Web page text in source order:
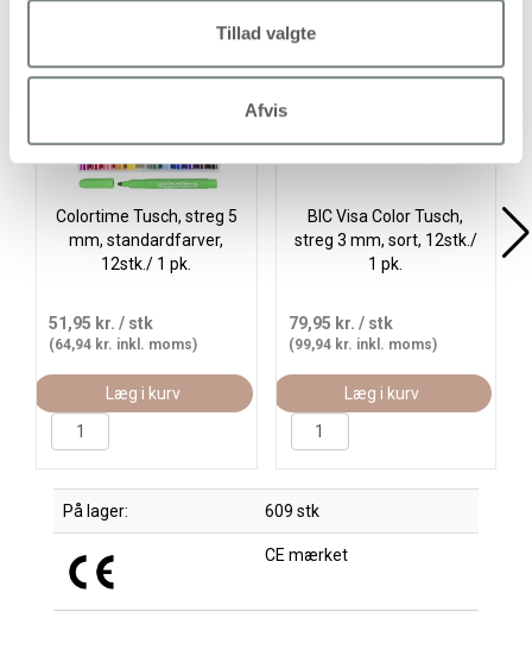
Tillad valgte
Afvis
Køb mere og spar
Colortime Tusch, streg 5
mm, standardfarver,
12stk./ 1 pk.
51,95 kr. / stk
(64,94 kr. inkl. moms)
Læg i kurv
BIC Visa Color Tusch,
streg 3 mm, sort, 12stk./
1 pk.
79,95 kr. / stk
(99,94 kr. inkl. moms)
Læg i kurv
På lager: 609 stk
CE mærket